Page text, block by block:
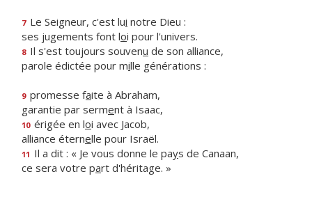
7 Le Seigneur, c'est lui notre Dieu :
ses jugements font loi pour l'univers.
8 Il s'est toujours souvenu de son alliance,
parole édictée pour mille générations :
9 promesse faite à Abraham,
garantie par serment à Isaac,
10 érigée en loi avec Jacob,
alliance éternelle pour Israël.
11 Il a dit : « Je vous donne le pays de Canaan,
ce sera votre part d'héritage. »